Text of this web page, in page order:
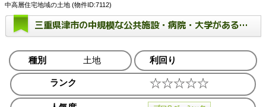
中高層住宅地域の土地 (物件ID:7112)
三重県津市の中規模な公共施設・病院・大学がある住人の多い中高層住宅地域の土地
種別 土地 利回り
ランク